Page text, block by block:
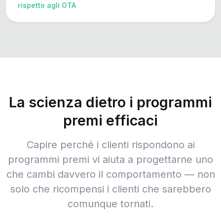
rispetto agli OTA
La scienza dietro i programmi
premi efficaci
Capire perché i clienti rispondono ai
programmi premi vi aiuta a progettarne uno
che cambi davvero il comportamento — non
solo che ricompensi i clienti che sarebbero
comunque tornati.